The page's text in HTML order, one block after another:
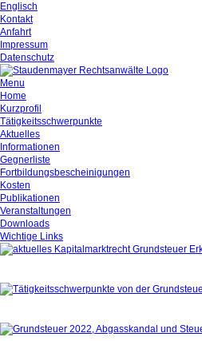
Englisch
Kontakt
Anfahrt
Impressum
Datenschutz
Menu
Home
Kurzprofil
Tätigkeitsschwerpunkte
Aktuelles
Informationen
Gegnerliste
Fortbildungsbescheinigungen
Kosten
Publikationen
Veranstaltungen
Downloads
Wichtige Links